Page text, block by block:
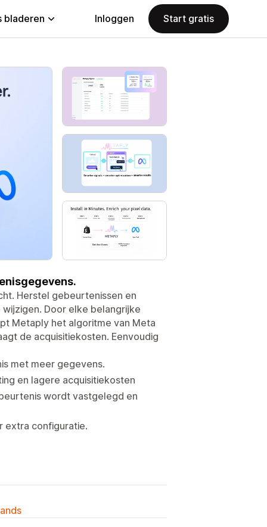
bladeren Inloggen Start gratis
Herstel gebeurtenissen en
Door elke belangrijke
Metaply het algoritme van Meta
de acquisitiekosten. Eenvoudig
met meer gegevens.
en lagere acquisitiekosten
wordt vastgelegd en
extra configuratie.